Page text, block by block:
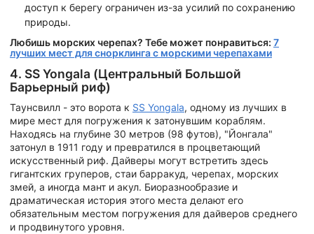
доступ к берегу ограничен из-за усилий по сохранению
природы.
Любишь морских черепах? Тебе может понравиться: 7
лучших мест для снорклинга с морскими черепахами
4. SS Yongala (Центральный Большой
Барьерный риф)
Таунсвилл - это ворота к SS Yongala, одному из лучших в
мире мест для погружения к затонувшим кораблям.
Находясь на глубине 30 метров (98 футов), "Йонгала"
затонул в 1911 году и превратился в процветающий
искусственный риф. Дайверы могут встретить здесь
гигантских груперов, стаи барракуд, черепах, морских
змей, а иногда мант и акул. Биоразнообразие и
драматическая история этого места делают его
обязательным местом погружения для дайверов среднего
и продвинутого уровня.